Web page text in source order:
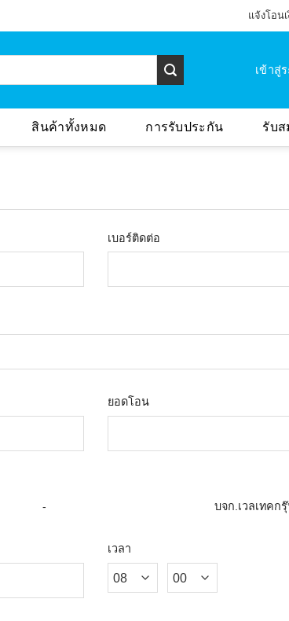
แจ้งโอน
เข้าสู่
สินค้าทั้งหมด การรับประกัน รับ
เบอร์ติดต่อ
ยอดโอน
- บจก.เวลเทคก
เวลา